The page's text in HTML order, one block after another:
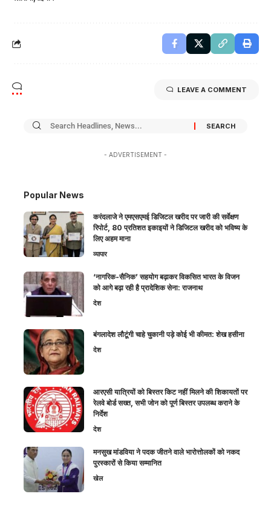
LEAVE A COMMENT
- ADVERTISEMENT -
Popular News
करंदलाजे ने एमएसएमई डिजिटल खरीद पर जारी की सर्वेक्षण
रिपोर्ट, 80 प्रतिशत इकाइयों ने डिजिटल खरीद को भविष्य के
लिए अहम माना
व्यापार
‘नागरिक-सैनिक’ सहयोग बढ़ाकर विकसित भारत के विजन
को आगे बढ़ा रही है प्रादेशिक सेना: राजनाथ
देश
बंगलादेश लौटूंगी चाहे चुकानी पड़े कोई भी कीमत: शेख हसीना
देश
आरएसी यात्रियों को बिस्तर किट नहीं मिलने की शिकायतों पर
रेलवे बोर्ड सख्त, सभी जोन को पूर्ण बिस्तर उपलब्ध कराने के
निर्देश
देश
मनसुख मांडविया ने पदक जीतने वाले भारोत्तोलकों को नकद
पुरस्कारों से किया सम्मानित
खेल